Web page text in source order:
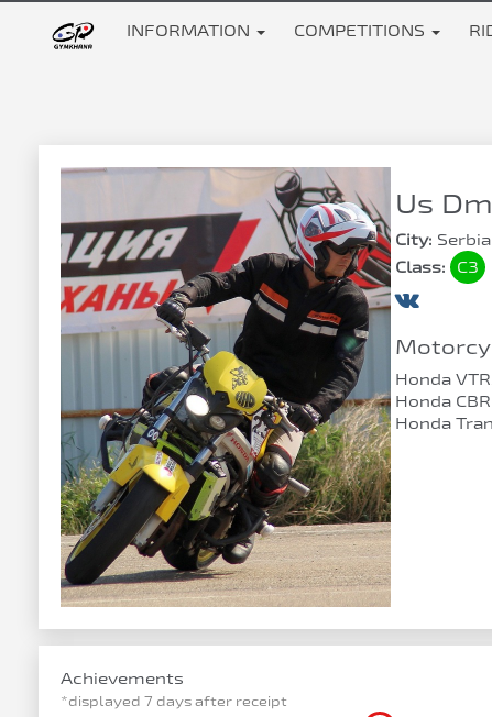
INFORMATION COMPETITIONS
Us
City:
Class:
C3
Honda
Honda
Honda
Achievements
*displayed 7 days after receipt